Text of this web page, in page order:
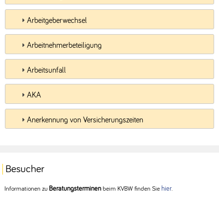
Arbeitgeberwechsel
Arbeitnehmerbeteiligung
Arbeitsunfall
AKA
Anerkennung von Versicherungszeiten
Besucher
Informationen zu Beratungsterminenbeim KVBW finden Sie hier.